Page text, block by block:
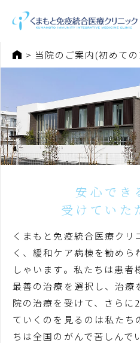
ホーム
当院のご案内(初めて
安心でき
受けていた
くまもと免疫統合医療クリ
く、緩和ケア病棟を勧めら
しゃいます。私たちは患者
最善の治療を選択し、治療
院の治療を受けて、さらに
ていくのを見るのは私たち
ちは全国のがんで苦しんで